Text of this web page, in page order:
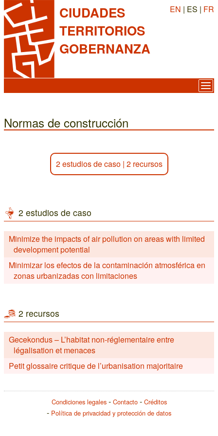
CIUDADES
TERRITORIOS
GOBERNANZA
EN | ES | FR
Normas de construcción
2 estudios de caso| 2 recursos
2 estudios de caso
Minimize the impacts of air pollution on areas with limited
development potential
Minimizar los efectos de la contaminación atmosférica en
zonas urbanizadas con limitaciones
2 recursos
Gecekondus – L’habitat non-réglementaire entre
légalisation et menaces
Petit glossaire critique de l’urbanisation majoritaire
Condiciones legales Contacto
Créditos
Política de privacidad y protección de datos